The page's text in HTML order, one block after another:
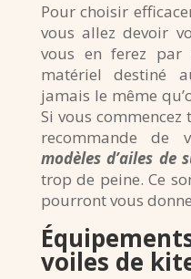
Pour choisir
vous allez devoir
vous en ferez
matériel destiné
jamais le même
Si vous
recommande de
modèles d’ailes de
trop de peine. Ce
pourront vous
voiles de